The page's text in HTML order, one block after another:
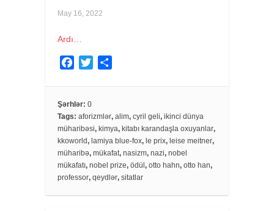
May 16, 2022
Ardı…
e
b
o
o
k
t
e
r
e
Şərhlər: 0
Tags: aforizmlər, alim, cyril geli, ikinci dünya
müharibəsi, kimya, kitabı karandaşla oxuyanlar,
kkoworld, lamiya blue-fox, le prix, leise meitner,
müharibə, mükafat, nasizm, nazi, nobel
mükafatı, nobel prize, ödül , otto hahn, otto han,
professor, qeydlər, sitatlar